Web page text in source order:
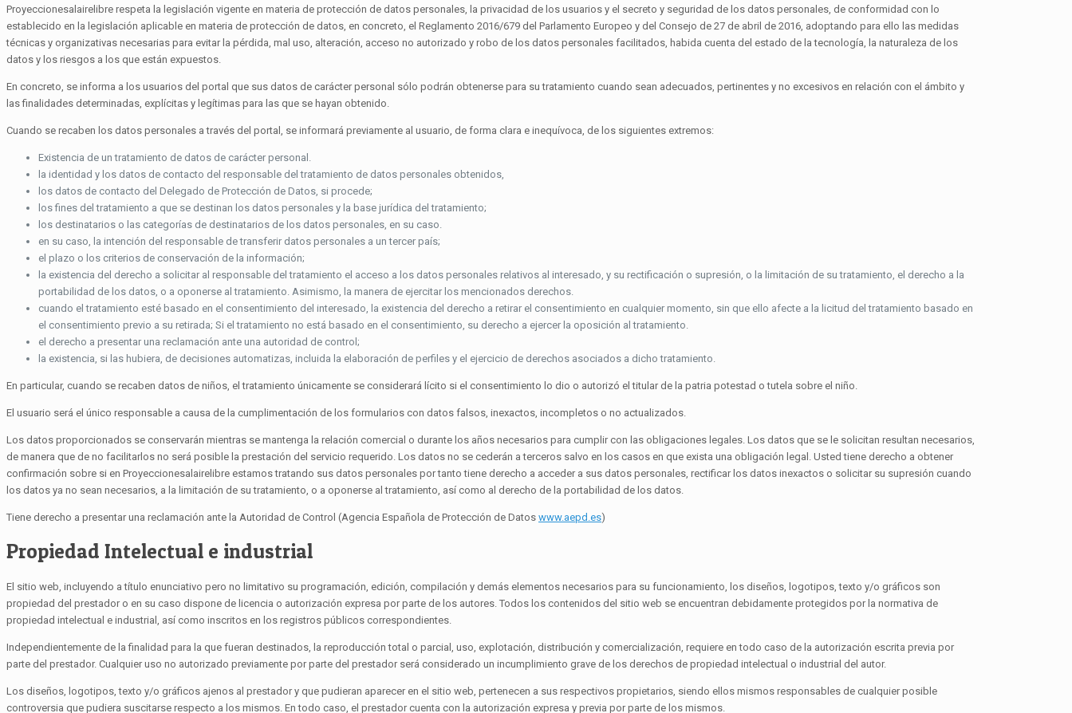
Proyeccionesalairelibre respeta la legislación vigente en materia de protección de datos personales, la privacidad de los usuarios y el secreto y seguridad de los datos personales, de conformidad con lo
establecido en la legislación aplicable en materia de protección de datos, en concreto, el Reglamento 2016/679 del Parlamento Europeo y del Consejo de 27 de abril de 2016, adoptando para ello las medidas
técnicas y organizativas necesarias para evitar la pérdida, mal uso, alteración, acceso no autorizado y robo de los datos personales facilitados, habida cuenta del estado de la tecnología, la naturaleza de los
datos y los riesgos a los que están expuestos.
En concreto, se informa a los usuarios del portal que sus datos de carácter personal sólo podrán obtenerse para su tratamiento cuando sean adecuados, pertinentes y no excesivos en relación con el ámbito y
las finalidades determinadas, explícitas y legítimas para las que se hayan obtenido.
Cuando se recaben los datos personales a través del portal, se informará previamente al usuario, de forma clara e inequívoca, de los siguientes extremos:
Existencia de un tratamiento de datos de carácter personal.
la identidad y los datos de contacto del responsable del tratamiento de datos personales obtenidos,
los datos de contacto del Delegado de Protección de Datos, si procede;
los fines del tratamiento a que se destinan los datos personales y la base jurídica del tratamiento;
los destinatarios o las categorías de destinatarios de los datos personales, en su caso.
en su caso, la intención del responsable de transferir datos personales a un tercer país;
el plazo o los criterios de conservación de la información;
la existencia del derecho a solicitar al responsable del tratamiento el acceso a los datos personales relativos al interesado, y su rectificación o supresión, o la limitación de su tratamiento, el derecho a la
portabilidad de los datos, o a oponerse al tratamiento. Asimismo, la manera de ejercitar los mencionados derechos.
cuando el tratamiento esté basado en el consentimiento del interesado, la existencia del derecho a retirar el consentimiento en cualquier momento, sin que ello afecte a la licitud del tratamiento basado en
el consentimiento previo a su retirada; Si el tratamiento no está basado en el consentimiento, su derecho a ejercer la oposición al tratamiento.
el derecho a presentar una reclamación ante una autoridad de control;
la existencia, si las hubiera, de decisiones automatizas, incluida la elaboración de perfiles y el ejercicio de derechos asociados a dicho tratamiento.
En particular, cuando se recaben datos de niños, el tratamiento únicamente se considerará lícito si el consentimiento lo dio o autorizó el titular de la patria potestad o tutela sobre el niño.
El usuario será el único responsable a causa de la cumplimentación de los formularios con datos falsos, inexactos, incompletos o no actualizados.
Los datos proporcionados se conservarán mientras se mantenga la relación comercial o durante los años necesarios para cumplir con las obligaciones legales. Los datos que se le solicitan resultan necesarios,
de manera que de no facilitarlos no será posible la prestación del servicio requerido. Los datos no se cederán a terceros salvo en los casos en que exista una obligación legal. Usted tiene derecho a obtener
confirmación sobre si en Proyeccionesalairelibre estamos tratando sus datos personales por tanto tiene derecho a acceder a sus datos personales, rectificar los datos inexactos o solicitar su supresión cuando
los datos ya no sean necesarios, a la limitación de su tratamiento, o a oponerse al tratamiento, así como al derecho de la portabilidad de los datos.
Tiene derecho a presentar una reclamación ante la Autoridad de Control (Agencia Española de Protección de Datos www.aepd.es)
Propiedad Intelectual e industrial
El sitio web, incluyendo a título enunciativo pero no limitativo su programación, edición, compilación y demás elementos necesarios para su funcionamiento, los diseños, logotipos, texto y/o gráficos son
propiedad del prestador o en su caso dispone de licencia o autorización expresa por parte de los autores. Todos los contenidos del sitio web se encuentran debidamente protegidos por la normativa de
propiedad intelectual e industrial, así como inscritos en los registros públicos correspondientes.
Independientemente de la finalidad para la que fueran destinados, la reproducción total o parcial, uso, explotación, distribución y comercialización, requiere en todo caso de la autorización escrita previa por
parte del prestador. Cualquier uso no autorizado previamente por parte del prestador será considerado un incumplimiento grave de los derechos de propiedad intelectual o industrial del autor.
Los diseños, logotipos, texto y/o gráficos ajenos al prestador y que pudieran aparecer en el sitio web, pertenecen a sus respectivos propietarios, siendo ellos mismos responsables de cualquier posible
controversia que pudiera suscitarse respecto a los mismos. En todo caso, el prestador cuenta con la autorización expresa y previa por parte de los mismos.